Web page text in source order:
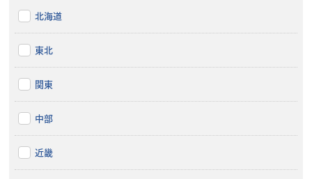
北海道
東北
関東
中部
近畿